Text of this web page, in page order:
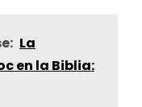
La
en la Biblia: